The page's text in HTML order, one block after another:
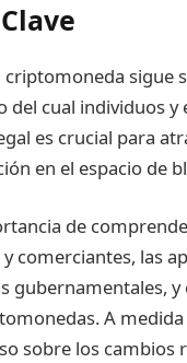
sigue
cual individuos
es crucial para
en el espacio de
de
comerciantes, las
gubernamentales,
A
sobre los cambios